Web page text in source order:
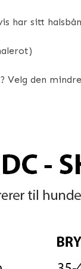
har sitt
Velg den